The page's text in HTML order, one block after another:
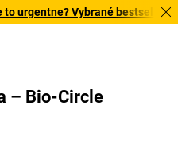
urgentne? Vybrané bestsellery
– Bio-Circle